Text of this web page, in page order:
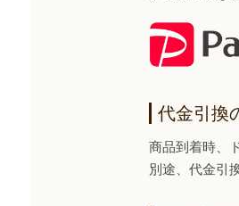
代金引換
商品到着時、
別途、代金引